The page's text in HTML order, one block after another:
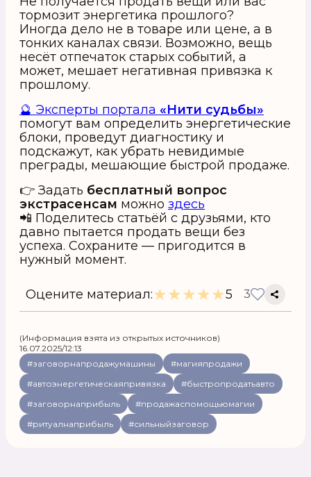
тормозит энергетика прошлого?
Иногда дело не в товаре или цене, а в
тонких каналах связи. Возможно, вещь
несёт отпечаток старых событий, а
может, мешает негативная привязка к
прошлому.
🔮 Эксперты портала «Нити судьбы»
помогут вам определить энергетические
блоки, проведут диагностику и
подскажут, как убрать невидимые
преграды, мешающие быстрой продаже.
👉 Задать бесплатный вопрос
экстрасенсам можно здесь
📲 Поделитесь статьёй с друзьями, кто
давно пытается продать вещи без
успеха. Сохраните — пригодится в
нужный момент.
Оцените материал:★★★★★5 3
(Информация взята из открытых источников)
16.07.2025/12:13
#заговорнапродажумашины
#магияпродажи
#автоэнергетическаяпривязка
#быстропродатьавто
#заговорнаприбыль
#продажаспомощьюмагии
#ритуалнаприбыль
#сильныйзаговор